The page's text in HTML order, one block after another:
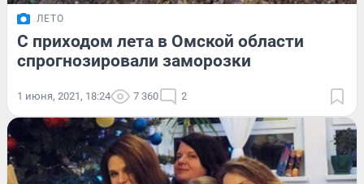
ЛЕТО
С приходом лета в Омской области
спрогнозировали заморозки
1 июня, 2021, 18:24 7 360 2